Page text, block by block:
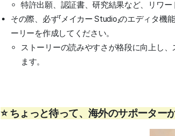
特許出願、認証書、研究結果など、リワ
その際、必ず「メイカー Studio」のエディタ
ーリーを作成してください。
ストーリーの読みやすさが格段に向上し
ます。
⭐ ちょっと待って、海外のサポーター